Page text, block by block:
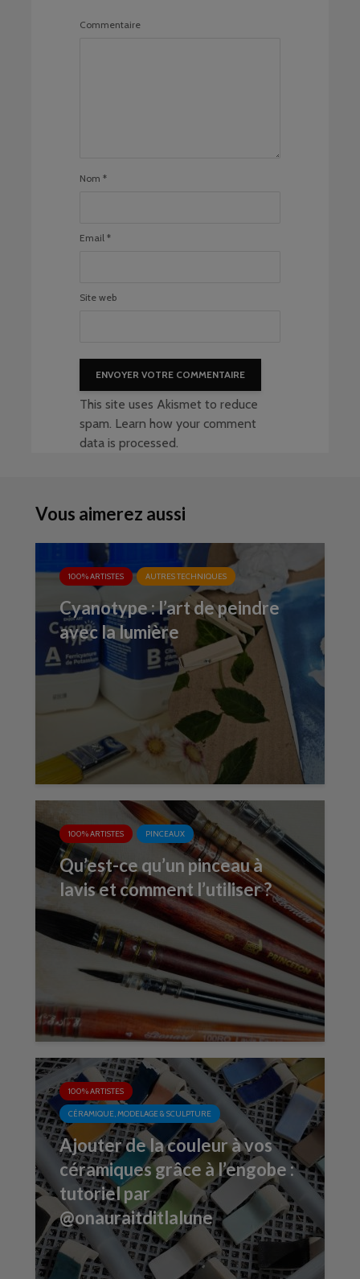
Commentaire
Nom *
Email *
Site web
This site uses Akismet to reduce
spam. Learn how your comment
data is processed.
Vous aimerez aussi
100% ARTISTES AUTRES TECHNIQUES
Cyanotype : l’art de peindre
avec la lumière
100% ARTISTES PINCEAUX
Qu’est-ce qu’un pinceau à
lavis et comment l’utiliser ?
100% ARTISTES
CÉRAMIQUE, MODELAGE & SCULPTURE
Ajouter de la couleur à vos
céramiques grâce à l’engobe :
tutoriel par
@onauraitditlalune